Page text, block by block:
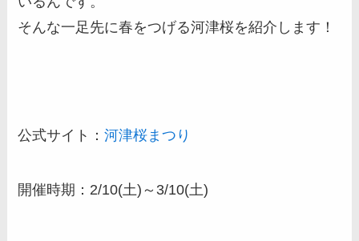
そんな一足先に春をつげる河津桜を紹介します！
公式サイト：河津桜まつり
開催時期：2/10(土)～3/10(土)